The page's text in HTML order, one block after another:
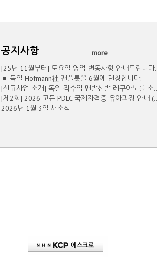
공지사항
more
[25년 11월부터] 토요일 영업 변동사항 안내드립니다.
▣ 독일 Hofmann社 팬플릇을 6월에 런칭합니다.
[신규사업 소개] 독일 직수입 맨발신발 레구아노를 소..
[제2회] 2026 고든 PDLC 국제자격증 유아과정 안내 (..
2026년 1월 3일 새소식